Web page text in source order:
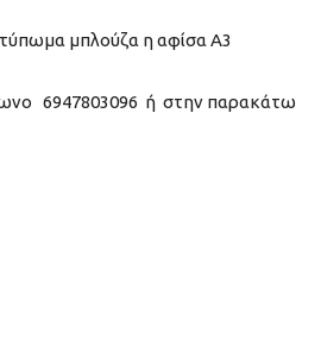
μπλούζα η αφίσα Α3
6947803096 ή στην παρακάτω